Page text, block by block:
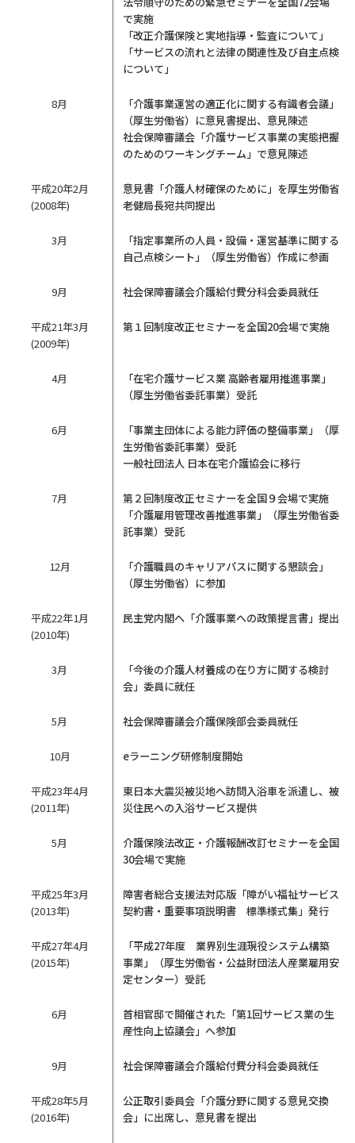
で実施
「改正介護保険と実地指導・監査について」
「サービスの流れと法律の関連性及び自主点検
について」
8月
「介護事業運営の適正化に関する有識者会議」
（厚生労働省）に意見書提出、意見陳述
社会保障審議会「介護サービス事業の実態把握
のためのワーキングチーム」で意見陳述
平成20年2月
(2008年)
意見書「介護人材確保のために」を厚生労働省
老健局長宛共同提出
3月
「指定事業所の人員・設備・運営基準に関する
自己点検シート」（厚生労働省）作成に参画
9月 社会保障審議会介護給付費分科会委員就任
平成21年3月
(2009年)
第１回制度改正セミナーを全国20会場で実施
4月
「在宅介護サービス業 高齢者雇用推進事業」
（厚生労働省委託事業）受託
6月
「事業主団体による能力評価の整備事業」（厚
生労働省委託事業）受託
一般社団法人 日本在宅介護協会に移行
7月
第２回制度改正セミナーを全国９会場で実施
「介護雇用管理改善推進事業」（厚生労働省委
託事業）受託
12月
「介護職員のキャリアパスに関する懇談会」
（厚生労働省）に参加
平成22年1月
(2010年)
民主党内閣へ「介護事業への政策提言書」提出
3月
「今後の介護人材養成の在り方に関する検討
会」委員に就任
5月 社会保障審議会介護保険部会委員就任
10月 eラーニング研修制度開始
平成23年4月
(2011年)
東日本大震災被災地へ訪問入浴車を派遣し、被
災住民への入浴サービス提供
5月
介護保険法改正・介護報酬改訂セミナーを全国
30会場で実施
平成25年3月
(2013年)
障害者総合支援法対応版「障がい福祉サービス
契約書・重要事項説明書 標準様式集」発行
平成27年4月
(2015年)
「平成27年度 業界別生涯現役システム構築
事業」（厚生労働省・公益財団法人産業雇用安
定センター）受託
6月
首相官邸で開催された「第1回サービス業の生
産性向上協議会」へ参加
9月 社会保障審議会介護給付費分科会委員就任
平成28年5月
(2016年)
公正取引委員会「介護分野に関する意見交換
会」に出席し、意見書を提出